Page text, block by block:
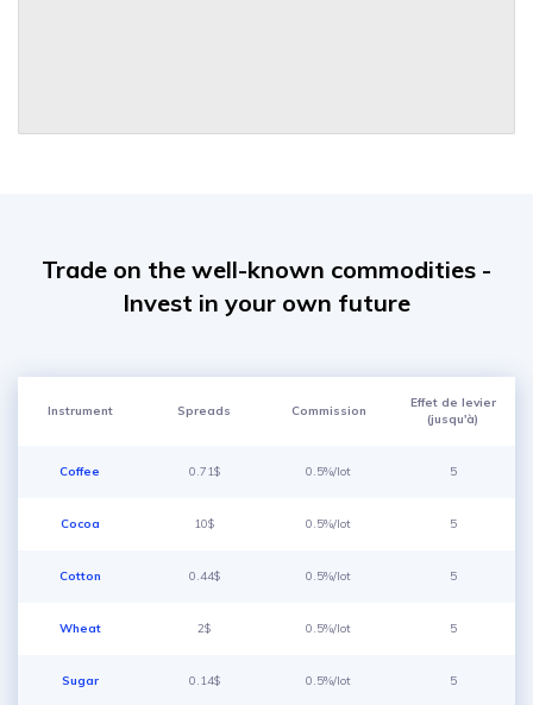
Trade on the well-known commodities -
Invest in your own future
Instrument Spreads Commission
Effet de levier
(jusqu'à)
Coffee 0.71$ 0.5%/lot 5
Cocoa 10$ 0.5%/lot 5
Cotton 0.44$ 0.5%/lot 5
Wheat 2$ 0.5%/lot 5
Sugar 0.14$ 0.5%/lot 5